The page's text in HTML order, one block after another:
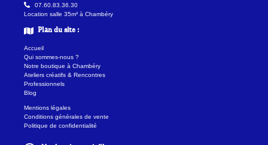
07.60.83.36.30
Location salle 35m² à Chambéry
Plan du site :
Accueil
Qui sommes-nous ?
Notre boutique à Chambéry
Ateliers créatifs & Rencontres
Professionnels
Blog
Mentions légales
Conditions générales de vente
Politique de confidentialité